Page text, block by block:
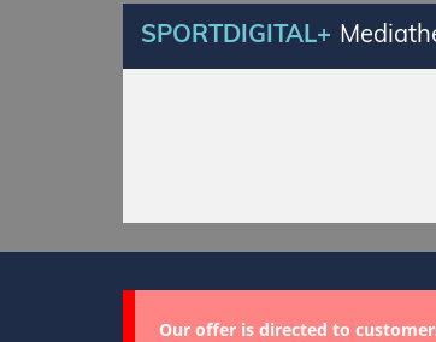
SPORTDIGITAL+
Our offer is directed to